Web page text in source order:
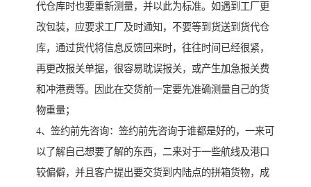
代仓库时也要重新测量，并以此为标准。如遇到工厂更
改包装，应要求工厂及时通知，不要等到货送到货代仓
库，通过货代将信息反馈回来时，往往时间已经很紧，
再更改报关单据，很容易耽误报关，或产生加急报关费
和冲港费等。因此在交货前一定要先准确测量自己的货
物重量；
4、签约前先咨询：签约前先咨询于谁都是好的，一来可
以了解自己想要了解的东西，二来对于一些航线及港口
较偏僻，并且客户提出要交货到内陆点的拼箱货物，成